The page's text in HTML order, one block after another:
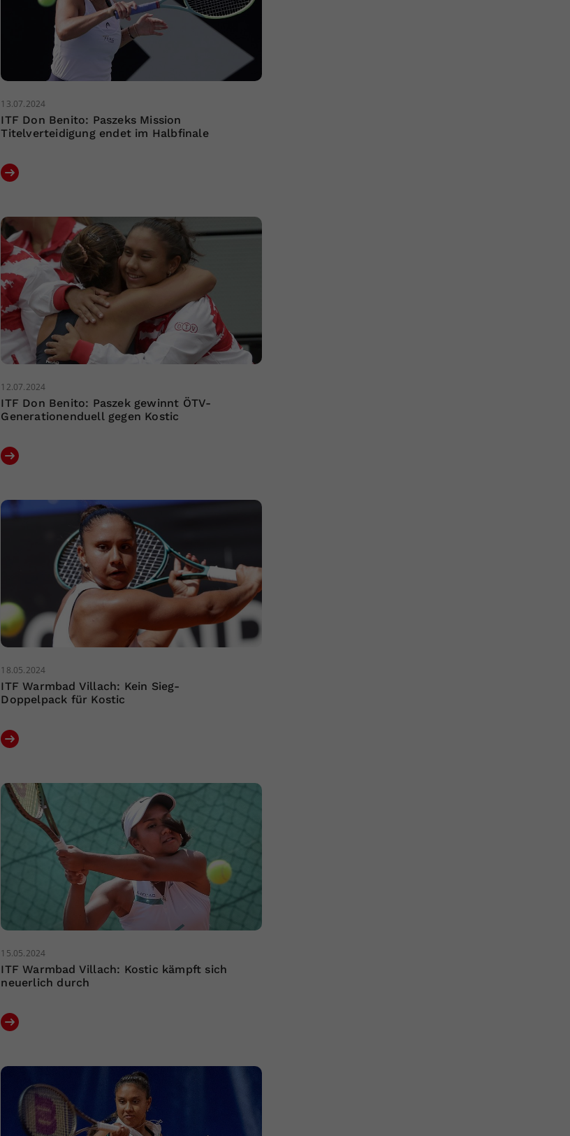
13.07.2024
ITF Don Benito: Paszeks Mission
Titelverteidigung endet im Halbfinale
12.07.2024
ITF Don Benito: Paszek gewinnt ÖTV-
Generationenduell gegen Kostic
18.05.2024
ITF Warmbad Villach: Kein Sieg-
Doppelpack für Kostic
15.05.2024
ITF Warmbad Villach: Kostic kämpft sich
neuerlich durch